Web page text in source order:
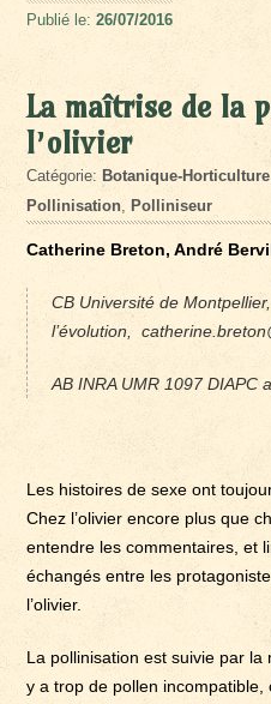
Publié le:26/07/2016
La maîtrise de la
l’olivier
Catégorie: Botanique-Horticulture
Pollinisation, Polliniseur
Catherine Breton, André
CB Université de
l’évolution,
AB INRA UMR 1097 DIAPC
Les histoires de sexe ont
Chez l’olivier encore plus que
entendre les commentaires, et
échangés entre les
l’olivier.
La pollinisation est suivie par la
y a trop de pollen incompatible,